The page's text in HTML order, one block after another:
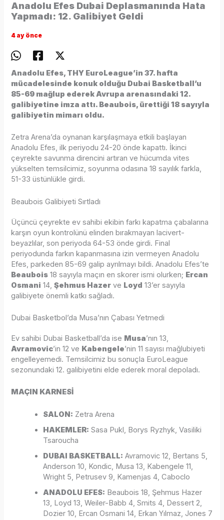
Anadolu Efes Dubai Deplasmanında Hata
Yapmadı: 12. Galibiyet Geldi
4 ay önce
Anadolu Efes, THY EuroLeague’in 37. hafta
mücadelesinde konuk olduğu Dubai Basketball’u
85-69 mağlup ederek Avrupa arenasındaki 12.
galibiyetine imza attı. Beaubois, ürettiği 18 sayıyla
galibiyetin mimarı oldu.
Zetra Arena’da oynanan karşılaşmaya etkili başlayan
Anadolu Efes, ilk periyodu 24-20 önde kapattı. İkinci
çeyrekte savunma direncini artıran ve hücumda vites
yükselten temsilcimiz, soyunma odasına 18 sayılık farkla,
51-33 üstünlükle girdi.
Beaubois Galibiyeti Sırtladı
Üçüncü çeyrekte ev sahibi ekibin farkı kapatma çabalarına
karşın oyun kontrolünü elinden bırakmayan lacivert-
beyazlılar, son periyoda 64-53 önde girdi. Final
periyodunda farkın kapanmasına izin vermeyen Anadolu
Efes, parkeden 85-69 galip ayrılmayı bildi. Anadolu Efes’te
Beaubois 18 sayıyla maçın en skorer ismi olurken; Ercan
Osmani 14,Şehmus Hazer ve Loyd 13’er sayıyla
galibiyete önemli katkı sağladı.
Dubai Basketbol’da Musa’nın Çabası Yetmedi
Ev sahibi Dubai Basketball’da ise Musa’nın 13,
Avramovic’in 12 ve Kabengele’nin 11 sayısı mağlubiyeti
engelleyemedi. Temsilcimiz bu sonuçla EuroLeague
sezonundaki 12. galibiyetini elde ederek moral depoladı.
MAÇIN KARNESİ
SALON: Zetra Arena
HAKEMLER: Sasa Pukl, Borys Ryzhyk, Vasiliki
Tsaroucha
DUBAI BASKETBALL: Avramovic 12, Bertans 5,
Anderson 10, Kondic, Musa 13, Kabengele 11,
Wright 5, Petrusev 9, Kamenjas 4, Caboclo
ANADOLU EFES: Beaubois 18, Şehmus Hazer
13, Loyd 13, Weiler-Babb 4, Smits 4, Dessert 2,
Dozier 10, Ercan Osmani 14, Erkan Yılmaz, Jones 7